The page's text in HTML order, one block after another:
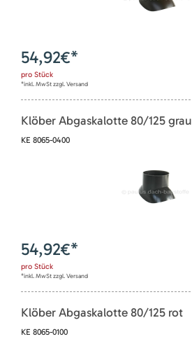
54,92€*
pro Stück
*inkl. MwSt zzgl. Versand
Klöber Abgaskalotte 80/125 grau
KE 8065-0400
54,92€*
pro Stück
*inkl. MwSt zzgl. Versand
Klöber Abgaskalotte 80/125 rot
KE 8065-0100